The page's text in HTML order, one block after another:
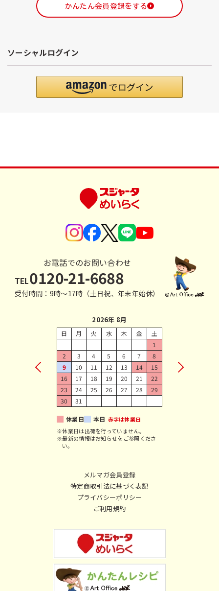
かんたん会員登録をする
ソーシャルログイン
お電話でのお問い合わせ
TEL0120-21-6688
受付時間：9時〜17時（土日祝、年末年始休）
メルマガ会員登録
特定商取引法に基づく表記
プライバシーポリシー
ご利用規約
2026年 8月
日 月 火 水 木 金
土
1
2
3 4 5 6 7
8
9
10 11 12 13 14
15
16
17 18 19 20 21
22
23
24 25 26 27 28
29
30
31
休業日 本日 赤字は休業日
※休業日は出荷を行っていません。
※最新の情報はお知らせをご参照くださ
い。